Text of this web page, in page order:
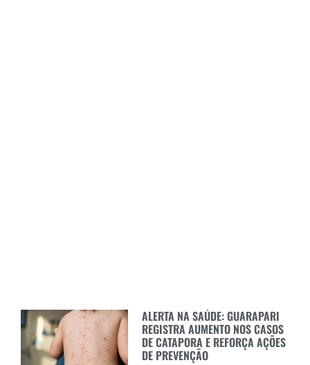
ALERTA NA SAÚDE: GUARAPARI
REGISTRA AUMENTO NOS CASOS
DE CATAPORA E REFORÇA AÇÕES
DE PREVENÇÃO